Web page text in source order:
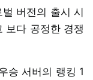
버전의 출시 시
보다 공정한 경쟁
승 서버의 랭킹 1